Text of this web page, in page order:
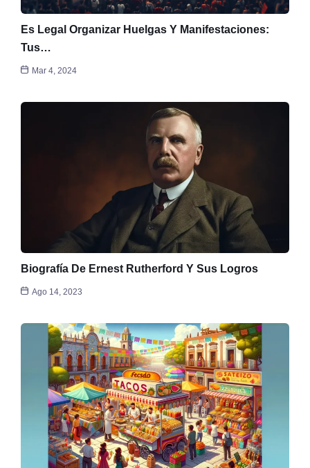
Es Legal Organizar Huelgas Y Manifestaciones:
Tus…
Mar 4, 2024
Biografía De Ernest Rutherford Y Sus Logros
Ago 14, 2023